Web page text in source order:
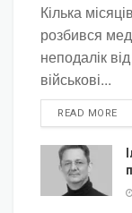
Кілька
розбився
неподалік
військові...
READ MORE